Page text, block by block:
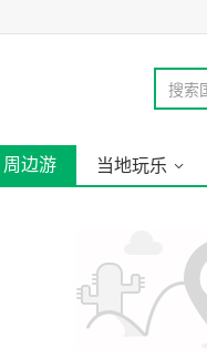
搜索
周边游 当地玩乐